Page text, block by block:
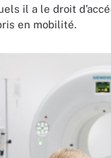
il a le droit
en mobilité.